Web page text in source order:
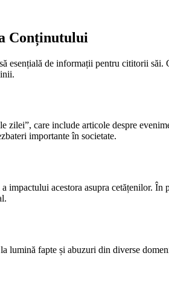
Conținutului
esențială de informații pentru cititorii
care include articole despre
importante în societate.
impactului acestora asupra cetățenilor.
lumină fapte și abuzuri din diverse